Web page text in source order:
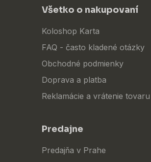
Všetko o nakupovaní
Koloshop Karta
FAQ - často kladené otázky
Obchodné podmienky
Doprava a platba
Reklamácie a vrátenie tovaru
Predajne
Predajňa v Prahe